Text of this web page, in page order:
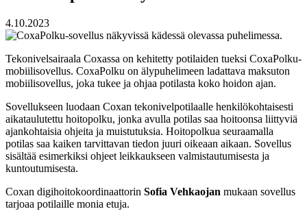
4.10.2023
Tekonivelsairaala Coxassa on kehitetty potilaiden tueksi CoxaPolku-
mobiilisovellus. CoxaPolku on älypuhelimeen ladattava maksuton
mobiilisovellus, joka tukee ja ohjaa potilasta koko hoidon ajan.
Sovellukseen luodaan Coxan tekonivelpotilaalle henkilökohtaisesti
aikataulutettu hoitopolku, jonka avulla potilas saa hoitoonsa liittyviä
ajankohtaisia ohjeita ja muistutuksia. Hoitopolkua seuraamalla
potilas saa kaiken tarvittavan tiedon juuri oikeaan aikaan. Sovellus
sisältää esimerkiksi ohjeet leikkaukseen valmistautumisesta ja
kuntoutumisesta.
Coxan digihoitokoordinaattorin Sofia Vehkaojan mukaan sovellus
tarjoaa potilaille monia etuja.